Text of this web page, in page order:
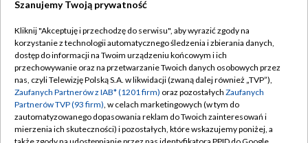
TVP
Abonament TVP
Emisja w TVP
Centrum informacji TVP
Naziemna Telewizja Cyfrowa
Regulamin TVP
Polityka prywatności
Moje zgody
Pomoc
Szanujemy Twoją prywatność
Kliknij "Akceptuję i przechodzę do serwisu", aby wyrazić zgody na
korzystanie z technologii automatycznego śledzenia i zbierania danych,
dostęp do informacji na Twoim urządzeniu końcowym i ich
przechowywanie oraz na przetwarzanie Twoich danych osobowych przez
nas, czyli Telewizję Polską S.A. w likwidacji (zwaną dalej również „TVP”),
Zaufanych Partnerów z IAB* (1201 firm) oraz pozostałych Zaufanych
Partnerów TVP (93 firm), w celach marketingowych (w tym do
zautomatyzowanego dopasowania reklam do Twoich zainteresowań i
mierzenia ich skuteczności) i pozostałych, które wskazujemy poniżej, a